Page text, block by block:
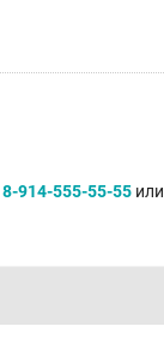
8-914-555-55-55 или